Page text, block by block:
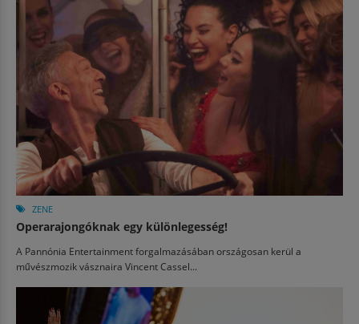
ZENE
Operarajongóknak egy különlegesség!
A Pannónia Entertainment forgalmazásában országosan kerül a
művészmozik vásznaira Vincent Cassel...